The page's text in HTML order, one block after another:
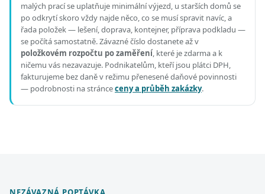
malých prací se uplatňuje minimální výjezd, u starších domů se
po odkrytí skoro vždy najde něco, co se musí spravit navíc, a
řada položek — lešení, doprava, kontejner, příprava podkladu —
se počítá samostatně. Závazné číslo dostanete až v
položkovém rozpočtu po zaměření, které je zdarma a k
ničemu vás nezavazuje. Podnikatelům, kteří jsou plátci DPH,
fakturujeme bez daně v režimu přenesené daňové povinnosti
— podrobnosti na stránceceny a průběh zakázky.